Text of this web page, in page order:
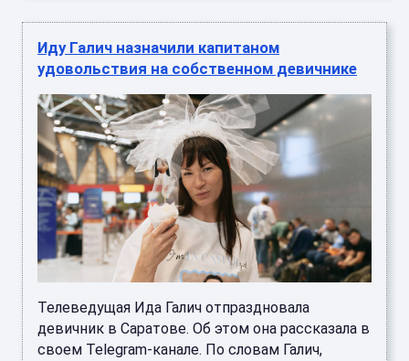
Иду Галич назначили капитаном
удовольствия на собственном девичнике
Телеведущая Ида Галич отпраздновала
девичник в Саратове. Об этом она рассказала в
своем Telegram-канале. По словам Галич,